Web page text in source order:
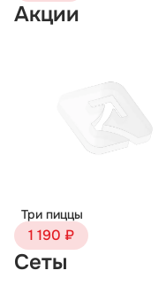
Акции
Три пиццы
1 190 ₽
Сеты